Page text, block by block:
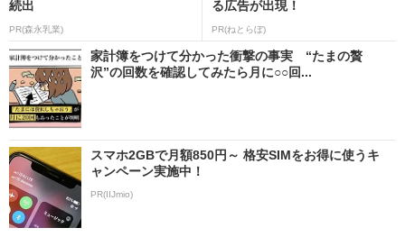
続出
PR(森永乳業)
る広告が出現！
PR(ねとらぼ)
家計簿をつけて分かった衝撃の事実 “たまの贅
沢”の回数を確認してみたら月に○○回...
スマホ2GBで月額850円～ 格安SIMをお得に使うキ
ャンペーン実施中！
PR(IIJmio)